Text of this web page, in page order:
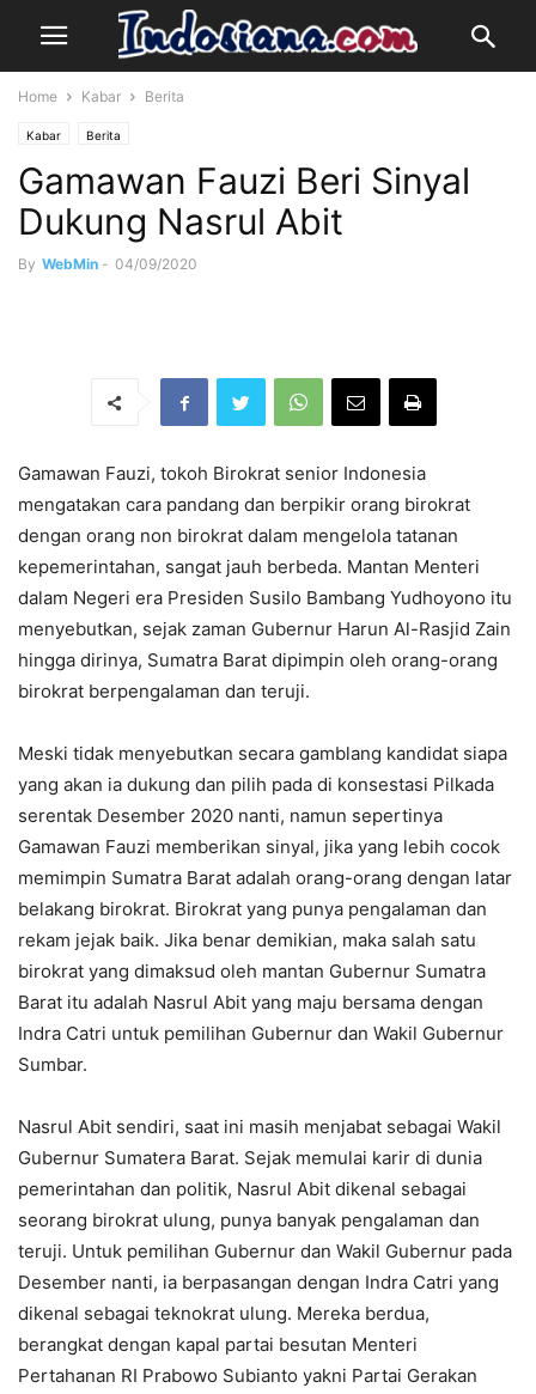
Home Kabar Berita
Kabar Berita
Gamawan Fauzi Beri Sinyal
Dukung Nasrul Abit
By WebMin - 04/09/2020
Gamawan Fauzi, tokoh Birokrat senior Indonesia
mengatakan cara pandang dan berpikir orang birokrat
dengan orang non birokrat dalam mengelola tatanan
kepemerintahan, sangat jauh berbeda. Mantan Menteri
dalam Negeri era Presiden Susilo Bambang Yudhoyono itu
menyebutkan, sejak zaman Gubernur Harun Al-Rasjid Zain
hingga dirinya, Sumatra Barat dipimpin oleh orang-orang
birokrat berpengalaman dan teruji.
Meski tidak menyebutkan secara gamblang kandidat siapa
yang akan ia dukung dan pilih pada di konsestasi Pilkada
serentak Desember 2020 nanti, namun sepertinya
Gamawan Fauzi memberikan sinyal, jika yang lebih cocok
memimpin Sumatra Barat adalah orang-orang dengan latar
belakang birokrat. Birokrat yang punya pengalaman dan
rekam jejak baik. Jika benar demikian, maka salah satu
birokrat yang dimaksud oleh mantan Gubernur Sumatra
Barat itu adalah Nasrul Abit yang maju bersama dengan
Indra Catri untuk pemilihan Gubernur dan Wakil Gubernur
Sumbar.
Nasrul Abit sendiri, saat ini masih menjabat sebagai Wakil
Gubernur Sumatera Barat. Sejak memulai karir di dunia
pemerintahan dan politik, Nasrul Abit dikenal sebagai
seorang birokrat ulung, punya banyak pengalaman dan
teruji. Untuk pemilihan Gubernur dan Wakil Gubernur pada
Desember nanti, ia berpasangan dengan Indra Catri yang
dikenal sebagai teknokrat ulung. Mereka berdua,
berangkat dengan kapal partai besutan Menteri
Pertahanan RI Prabowo Subianto yakni Partai Gerakan